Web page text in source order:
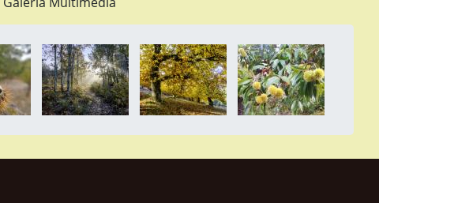
Galería Multimedia